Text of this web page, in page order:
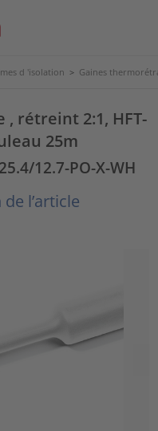
d 'isolation > Gaines
rétreint 2:1, HFT-
25m
12.7-PO-X-WH
l’article